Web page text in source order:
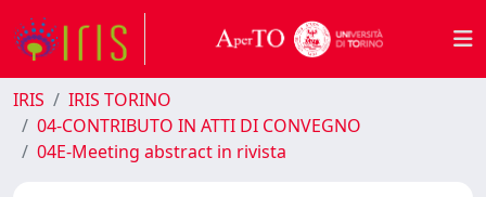
IRIS
IRIS TORINO
04-CONTRIBUTO IN ATTI DI CONVEGNO
04E-Meeting abstract in rivista